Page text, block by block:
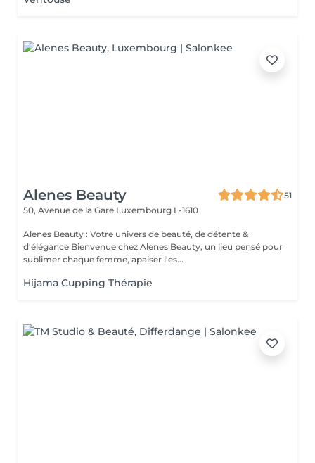
Alenes Beauty
51
50, Avenue de la Gare Luxembourg L-1610
Alenes Beauty : Votre univers de beauté, de détente &
d'élégance Bienvenue chez Alenes Beauty, un lieu pensé pour
sublimer chaque femme, apaiser l'es...
Hijama Cupping Thérapie